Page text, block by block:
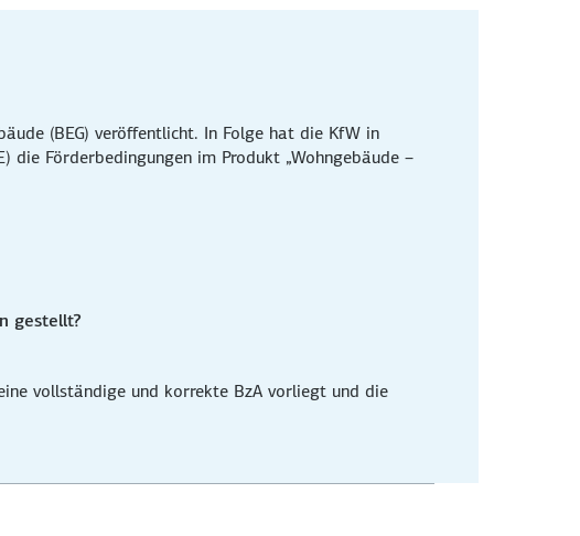
(BEG) veröffentlicht. In Folge hat die KfW in
Förder­bedingungen im Produkt „Wohngebäude –
gestellt?
vollständige und korrekte BzA vorliegt und die